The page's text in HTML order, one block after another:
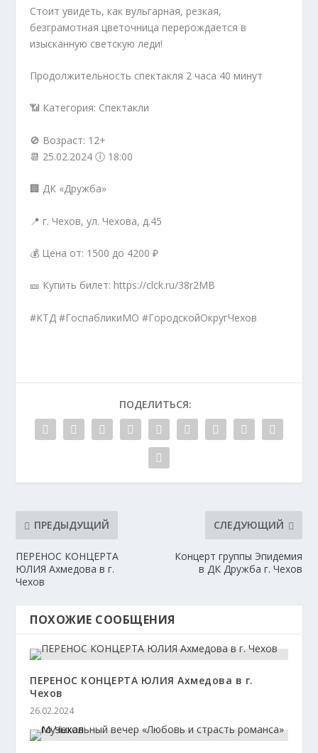
Стоит увидеть, как вульгарная, резкая,
безграмотная цветочница перерождается в
изысканную светскую леди!
Продолжительность спектакля 2 часа 40 минут
📶 Категория: Спектакли
🚫 Возраст: 12+
📆 25.02.2024 🕕 18:00
🏢 ДК «Дружба»
📍 г. Чехов, ул. Чехова, д.45
💰 Цена от: 1500 до 4200 ₽
🎫 Купить билет: https://clck.ru/38r2MB
#КТД #ГоспабликиМО #ГородскойОкругЧехов
ПОДЕЛИТЬСЯ:
ПРЕДЫДУЩИЙ
ПЕРЕНОС КОНЦЕРТА
ЮЛИЯ Ахмедова в г.
Чехов
СЛЕДУЮЩИЙ
Концерт группы Эпидемия
в ДК Дружба г. Чехов
ПОХОЖИЕ СООБЩЕНИЯ
ПЕРЕНОС КОНЦЕРТА ЮЛИЯ Ахмедова в г.
Чехов
26.02.2024